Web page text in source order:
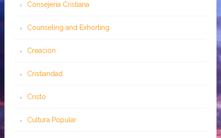
Consejería Cristiana
Counseling and Exhorting
Creación
Cristiandad
Cristo
Cultura Popular